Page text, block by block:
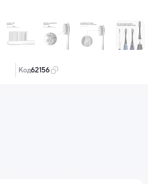
Код:62156